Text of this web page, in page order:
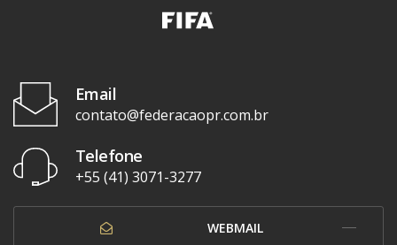
Email
contato@federacaopr.com.br
Telefone
+55 (41) 3071-3277
WEBMAIL